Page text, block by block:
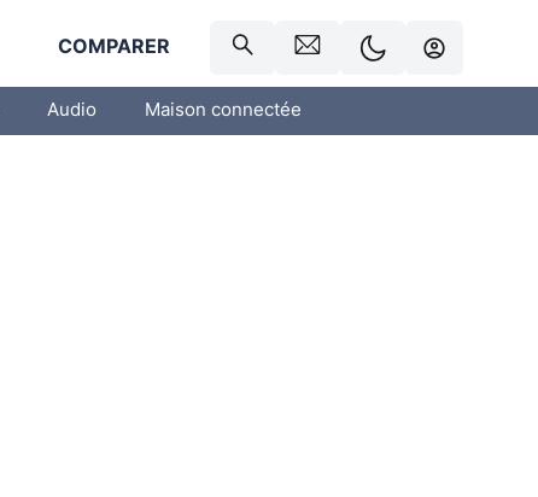
COMPARER
Audio Maison connectée